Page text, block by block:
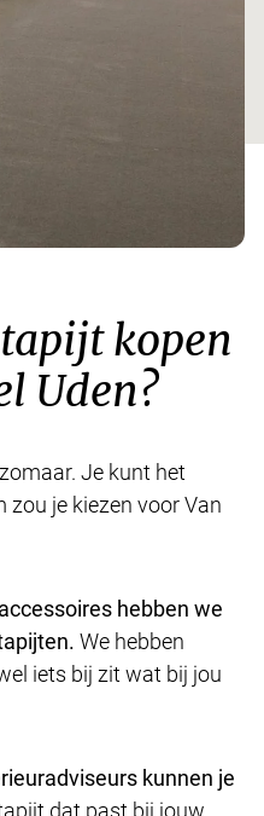
kopen
Uden?
Je kunt het
je kiezen voor Van
hebben we
We hebben
iets bij zit wat bij jou
kunnen je
dat past bij jouw